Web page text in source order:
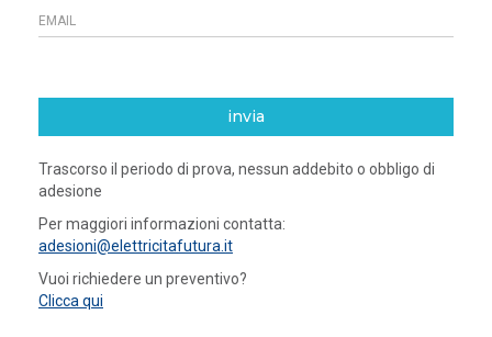
invia
Trascorso il periodo di prova, nessun addebito o obbligo di
adesione
Per maggiori informazioni contatta:
adesioni@elettricitafutura.it
Vuoi richiedere un preventivo?
Clicca qui